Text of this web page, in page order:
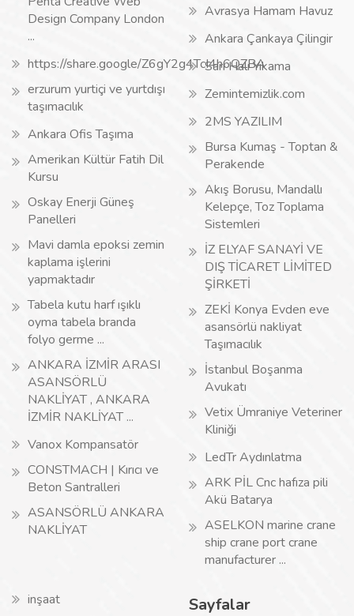
Design Company London
...
https://share.google/Z6gY2g4TcI4h6QZBA
erzurum yurtiçi ve yurtdışı
taşımacılık
Ankara Ofis Taşıma
Amerikan Kültür Fatih Dil
Kursu
Oskay Enerji Güneş
Panelleri
Mavi damla epoksi zemin
kaplama işlerini
yapmaktadır
Tabela kutu harf ışıklı
oyma tabela branda
folyo germe ...
ANKARA İZMİR ARASI
ASANSÖRLÜ
NAKLİYAT , ANKARA
İZMİR NAKLİYAT ...
Vanox Kompansatör
CONSTMACH | Kırıcı ve
Beton Santralleri
ASANSÖRLÜ ANKARA
NAKLİYAT
Avrasya Hamam Havuz
Ankara Çankaya Çilingir
Sarı Halı Yıkama
Zemintemizlik.com
2MS YAZILIM
Bursa Kumaş - Toptan &
Perakende
Akış Borusu, Mandallı
Kelepçe, Toz Toplama
Sistemleri
İZ ELYAF SANAYİ VE
DIŞ TİCARET LİMİTED
ŞİRKETİ
ZEKİ Konya Evden eve
asansörlü nakliyat
Taşımacılık
İstanbul Boşanma
Avukatı
Vetix Ümraniye Veteriner
Kliniği
LedTr Aydınlatma
ARK PİL Cnc hafıza pili
Akü Batarya
ASELKON marine crane
ship crane port crane
manufacturer ...
inşaat
Sayfalar